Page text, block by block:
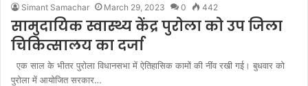
Simant Samachar March 29, 2023 0 442
सामुदायिक स्वास्थ्य केंद्र पुरोला को उप जिला
चिकित्सालय का दर्जा
एक साल के भीतर पुरोला विधानसभा में ऐतिहासिक कामों की नींव रखी गई। बुधवार को
पुरोला में आयोजित सरकार…